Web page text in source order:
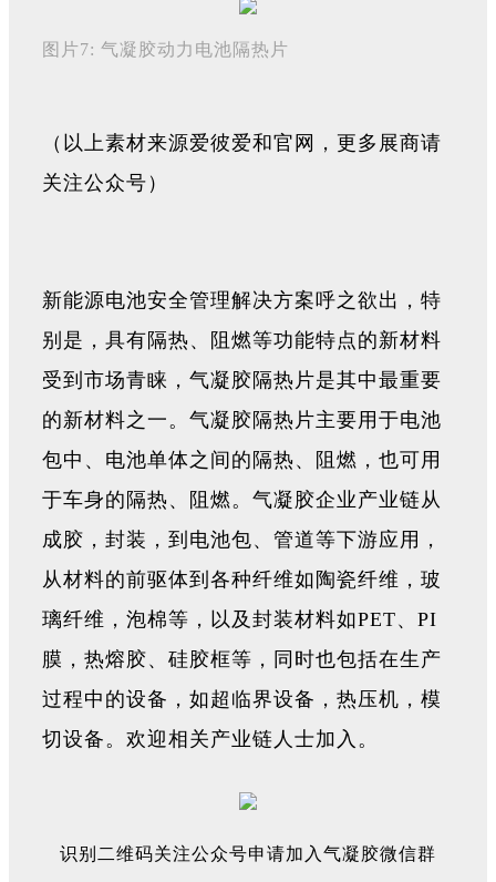
图片7: 气凝胶动力电池隔热片
（以上素材来源爱彼爱和官网，更多展商请
关注公众号）
新能源电池安全管理解决方案呼之欲出，特
别是，具有隔热、阻燃等功能特点的新材料
受到市场青睐，气凝胶隔热片是其中最重要
的新材料之一。气凝胶隔热片主要用于电池
包中、电池单体之间的隔热、阻燃，也可用
于车身的隔热、阻燃。气凝胶企业产业链从
成胶，封装，到电池包、管道等下游应用，
从材料的前驱体到各种纤维如陶瓷纤维，玻
璃纤维，泡棉等，以及封装材料如PET、PI
膜，热熔胶、硅胶框等，同时也包括在生产
过程中的设备，如超临界设备，热压机，模
切设备。欢迎相关产业链人士加入。
识别二维码关注公众号申请加入气凝胶微信群